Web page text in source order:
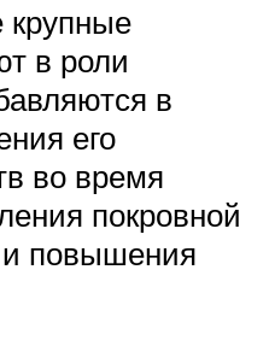
крупные
в роли
в
его
во время
покровной
и повышения